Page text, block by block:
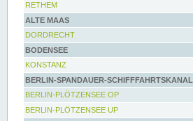
RETHEM
ALTE MAAS
DORDRECHT
BODENSEE
KONSTANZ
BERLIN-SPANDAUER-SCHIFFFAHRTSKANAL
BERLIN-PLÖTZENSEE OP
BERLIN-PLÖTZENSEE UP